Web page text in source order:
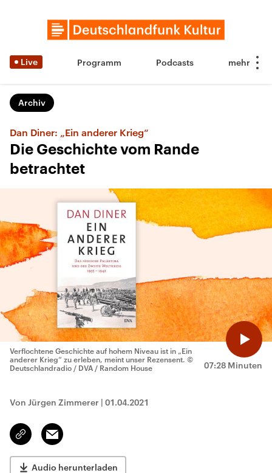
Live Programm Podcasts
Archiv
Dan Diner: „Ein anderer Krieg“
Die Geschichte vom Rande
betrachtet
07:28 Minuten
Verflochtene Geschichte auf hohem Niveau ist in „Ein
anderer Krieg“ zu erleben, meint unser Rezensent. ©
Deutschlandradio / DVA / Random House
Von Jürgen Zimmerer | 01.04.2021
Link
kopieren/teilen
Email
Audio herunterladen